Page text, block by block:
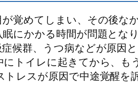
覚めてしまい、その後な
にかかる時間が問題とな
候群、うつ病などが原因
トイレに起きてから、も
レスが原因で中途覚醒を